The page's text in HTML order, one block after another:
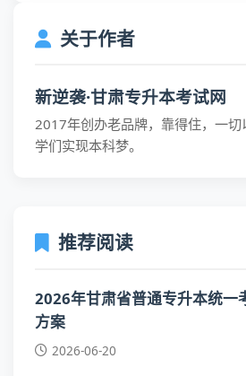
关于作者
新逆袭·甘肃专升本考试网
2017年创办老品牌，靠得住，一切
学们实现本科梦。
推荐阅读
2026年甘肃省普通专升本统一
方案
2026-06-20